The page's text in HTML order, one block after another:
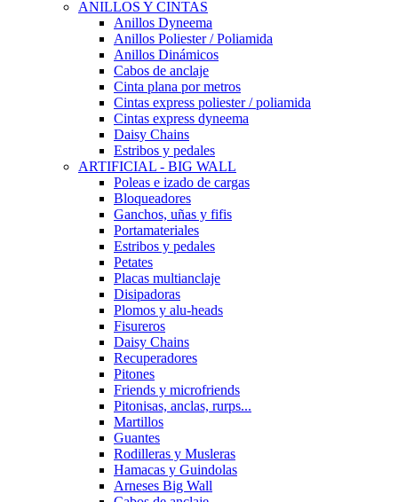
ANILLOS Y CINTAS
Anillos Dyneema
Anillos Poliester / Poliamida
Anillos Dinámicos
Cabos de anclaje
Cinta plana por metros
Cintas express poliester / poliamida
Cintas express dyneema
Daisy Chains
Estribos y pedales
ARTIFICIAL - BIG WALL
Poleas e izado de cargas
Bloqueadores
Ganchos, uñas y fifis
Portamateriales
Estribos y pedales
Petates
Placas multianclaje
Disipadoras
Plomos y alu-heads
Fisureros
Daisy Chains
Recuperadores
Pitones
Friends y microfriends
Pitonisas, anclas, rurps...
Martillos
Guantes
Rodilleras y Musleras
Hamacas y Guindolas
Arneses Big Wall